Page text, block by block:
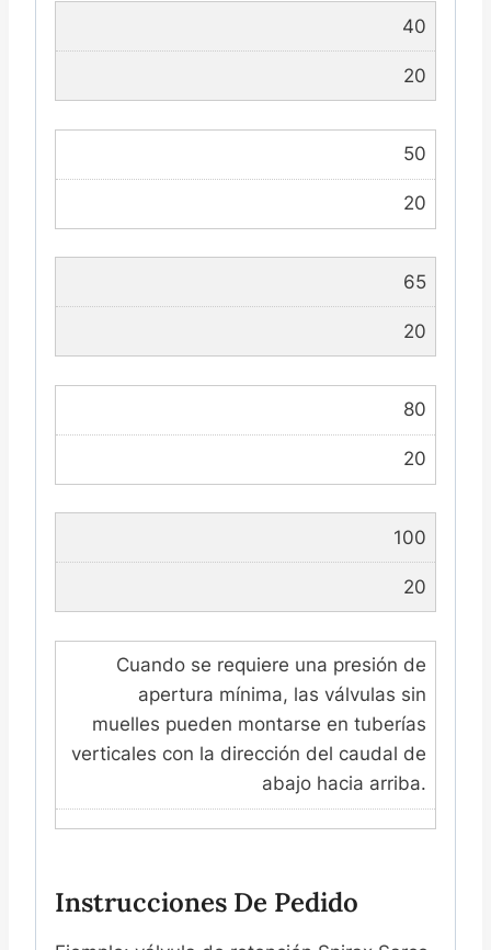
40
20
50
20
65
20
80
20
100
20
Cuando se requiere una presión de
apertura mínima, las válvulas sin
muelles pueden montarse en tuberías
verticales con la dirección del caudal de
abajo hacia arriba.
Instrucciones De Pedido